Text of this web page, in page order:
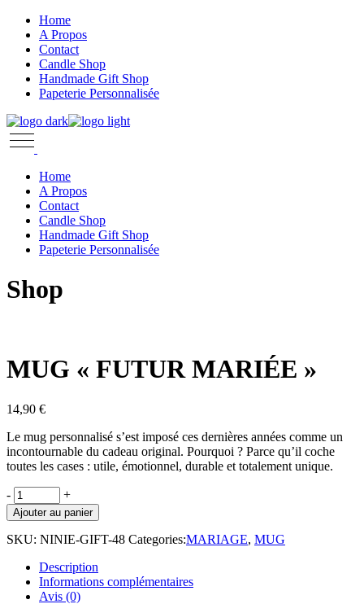
Skip
content
Home
A Propos
Contact
Candle Shop
Handmade Gift Shop
Papeterie Personnalisée
Home
A Propos
Contact
Candle Shop
Handmade Gift Shop
Papeterie Personnalisée
Shop
MUG « FUTUR MARIÉE »
14,90 €
Le mug personnalisé s’est imposé ces dernières années comme un
incontournable du cadeau original. Pourquoi ? Parce qu’il coche
toutes les cases : utile, émotionnel, durable et totalement unique.
MUG
"FUTUR
MARIÉE"
quantity
- +
Ajouter au panier
SKU: NINIE-GIFT-48 Categories:MARIAGE, MUG
Description
Informations complémentaires
Avis (0)